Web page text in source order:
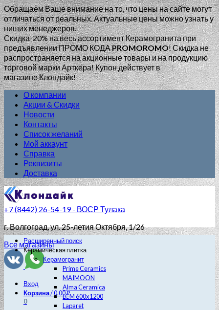
Обращаем Ваше внимание на то, что цены на сайте могут
отличаться от реальных. Актуальные цены можно узнать у
ниших менеджеров.
Скидка-20% на весь ассортимент Керамогранита при
предъявлении ПРОМО КОДАPROMOROMO!Скидка не
распространяется на акционные товары и на продукцию
торговой марки Арткера! Купон действует в
магазине Клондайк!
О компании
Акции & Скидки
Новости
Контакты
Список желаний
Мой аккаунт
Справка
Реквизиты
Доставка
+7 (8442) 26-54-19 - ВОСР Тулака
г. Волгоград, ул. 25-летия Октября, 1/26
Все магазины
Вход
Корзина/0.00₽
0
Расширенный поиск
Керамическая плитка
Керамогранит
Prime Ceramics
MAIMOON
Alma Ceramica
LCM 600х1200
Laparet